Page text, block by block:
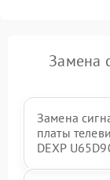
Замена
Замена
платы
DEXP